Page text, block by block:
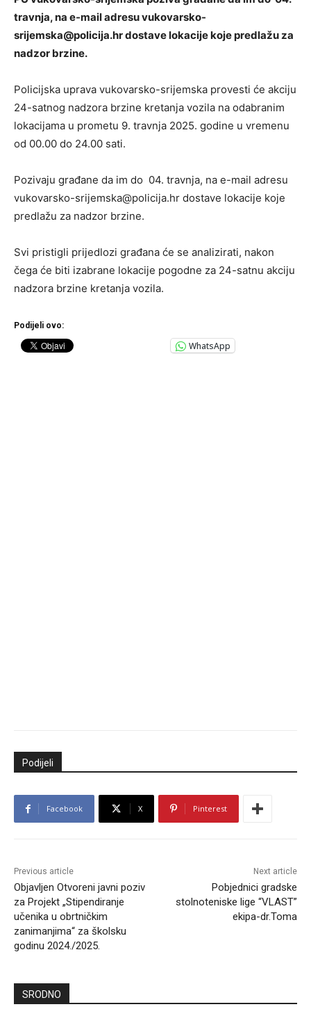
travnja, na e-mail adresuvukovarsko-
srijemska@policija.hrdostave lokacije koje predlažu za
nadzor brzine.
Policijska uprava vukovarsko-srijemska provesti će akciju
24-satnog nadzora brzine kretanja vozila na odabranim
lokacijama u prometu 9. travnja 2025. godine u vremenu
od 00.00 do 24.00 sati.
Pozivaju građane da im do 04. travnja, na e-mail adresu
vukovarsko-srijemska@policija.hr dostave lokacije koje
predlažu za nadzor brzine.
Svi pristigli prijedlozi građana će se analizirati, nakon
čega će biti izabrane lokacije pogodne za 24-satnu akciju
nadzora brzine kretanja vozila.
Podijeli ovo:
WhatsApp
Podijeli
Facebook X Pinterest
Previous article
Objavljen Otvoreni javni poziv
za Projekt „Stipendiranje
učenika u obrtničkim
zanimanjima“ za školsku
godinu 2024./2025.
Next article
Pobjednici gradske
stolnoteniske lige “VLAST”
ekipa-dr.Toma
SRODNO